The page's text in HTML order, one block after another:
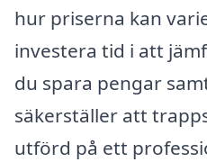
hur priserna kan
investera tid i att
du spara pengar
säkerställer att
utförd på ett